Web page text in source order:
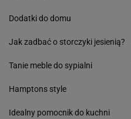
Dodatki do domu
Jak zadbać o storczyki jesienią?
Tanie meble do sypialni
Hamptons style
Idealny pomocnik do kuchni